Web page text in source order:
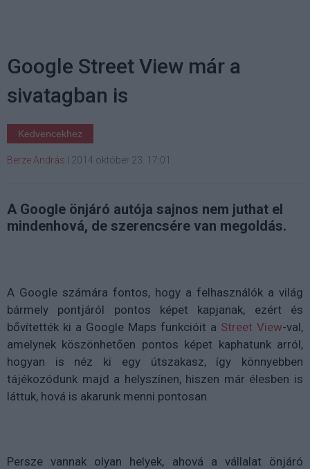
Google Street View már a
sivatagban is
Kedvencekhez
Berze András | 2014 október 23. 17:01
A Google önjáró autója sajnos nem juthat el
mindenhová, de szerencsére van megoldás.
A Google számára fontos, hogy a felhasználók a világ
bármely pontjáról pontos képet kapjanak, ezért és
bővítették ki a Google Maps funkcióit a Street View-val,
amelynek köszönhetően pontos képet kaphatunk arról,
hogyan is néz ki egy útszakasz, így könnyebben
tájékozódunk majd a helyszínen, hiszen már élesben is
láttuk, hová is akarunk menni pontosan.
Persze vannak olyan helyek, ahová a vállalat önjáró